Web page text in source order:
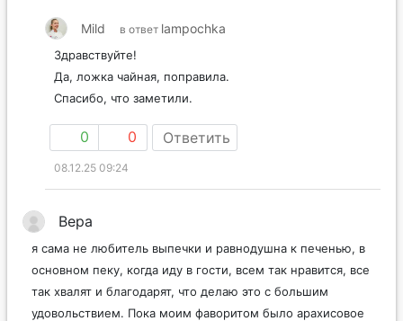
Mild в ответ lampochka
Здравствуйте!
Да, ложка чайная, поправила.
Спасибо, что заметили.
0 0 Ответить
08.12.25 09:24
Вера
я сама не любитель выпечки и равнодушна к печенью, в
основном пеку, когда иду в гости, всем так нравится, все
так хвалят и благодарят, что делаю это с большим
удовольствием. Пока моим фаворитом было арахисовое